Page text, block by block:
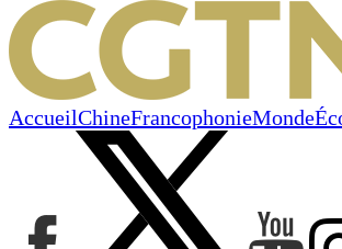
AccueilChineFrancophonieMonde